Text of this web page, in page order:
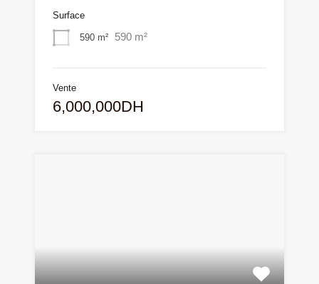
Surface
590 m² 590 m²
Vente
6,000,000DH